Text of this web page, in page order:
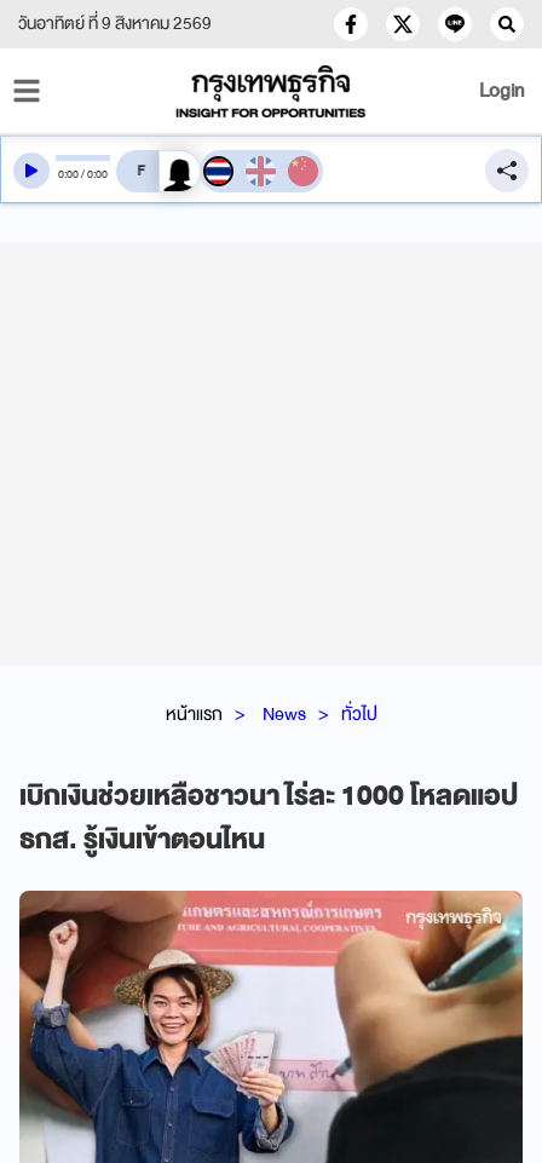
วันอาทิตย์ ที่ 9 สิงหาคม 2569
Login
หน้าแรก News ทั่วไป
เบิกเงินช่วยเหลือชาวนา ไร่ละ 1000 โหลดแอป
ธกส. รู้เงินเข้าตอนไหน
0:00/0:00 สลับเสียงอ่าน